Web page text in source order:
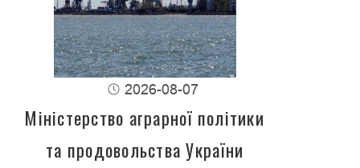
2026-08-07
Міністерство аграрної політики
та продовольства України